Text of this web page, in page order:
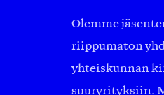
Olemme
riippumaton
yhteiskunnan
suuryrityksiin.